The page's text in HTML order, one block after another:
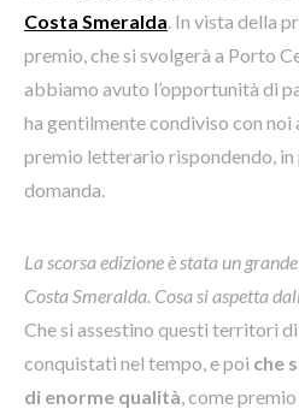
Costa Smeralda . In vista della
premio, che si svolgerà a Porto
abbiamo avuto l’opportunità di
ha gentilmente condiviso con noi
premio letterario rispondendo, in
domanda.
La scorsa edizione è stata un
Costa Smeralda. Cosa si aspetta
Che si assestino questi territori
conquistati nel tempo, e poi che
di enorme qualità , come